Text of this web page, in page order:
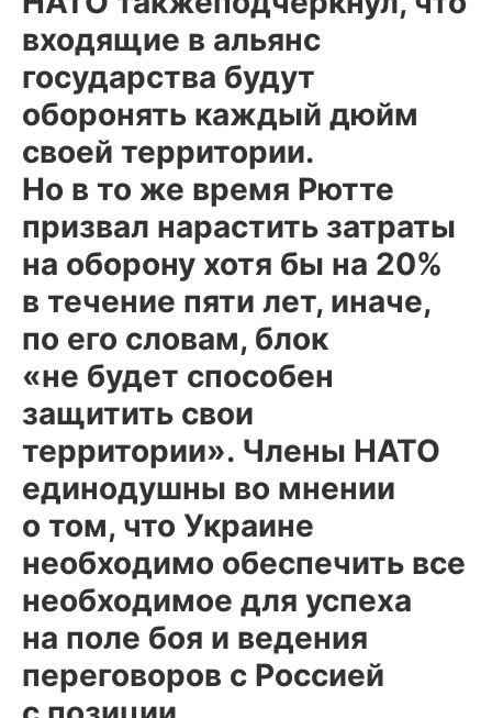
входящие в альянс
государства будут
оборонять каждый дюйм
своей территории.
Но в то же время Рютте
призвал нарастить затраты
на оборону хотя бы на 20%
в течение пяти лет, иначе,
по его словам, блок
«не будет способен
защитить свои
территории». Члены НАТО
единодушны во мнении
о том, что Украине
необходимо обеспечить все
необходимое для успеха
на поле боя и ведения
переговоров с Россией